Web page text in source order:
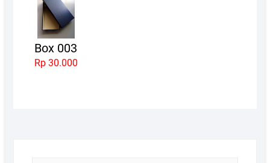
Box 003
Rp 30.000